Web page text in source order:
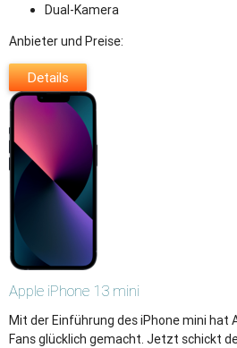
Dual-Kamera
Anbieter und Preise:
Details
Apple iPhone 13 mini
Mit der Einführung des iPhone mini hat
Fans glücklich gemacht. Jetzt schickt